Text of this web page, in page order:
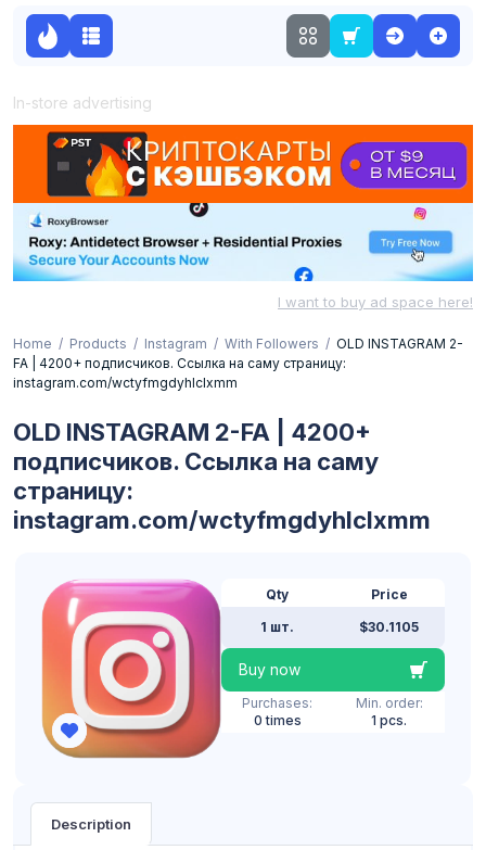
In-store advertising
I want to buy ad space here!
Home Products Instagram With Followers
OLD INSTAGRAM 2-
FA | 4200+ подписчиков. Ссылка на саму страницу:
instagram.com/wctyfmgdyhlclxmm
OLD INSTAGRAM 2-FA | 4200+
подписчиков. Ссылка на саму
страницу:
instagram.com/wctyfmgdyhlclxmm
Qty
1 шт.
Price
$30.1105
Buy now
Purchases:
0 times
Min. order:
1 pcs.
Description